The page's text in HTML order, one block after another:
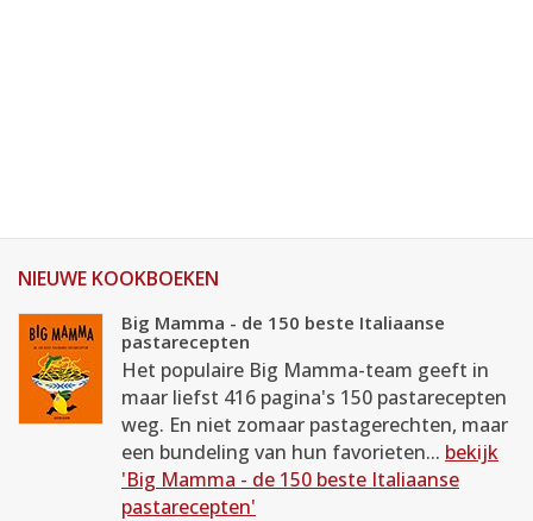
NIEUWE KOOKBOEKEN
Big Mamma - de 150 beste Italiaanse
pastarecepten
Het populaire Big Mamma-team geeft in
maar liefst 416 pagina's 150 pastarecepten
weg. En niet zomaar pastagerechten, maar
een bundeling van hun favorieten... bekijk
'Big Mamma - de 150 beste Italiaanse
pastarecepten'